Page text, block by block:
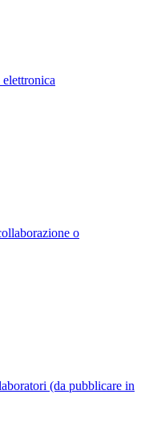
o
(da pubblicare in